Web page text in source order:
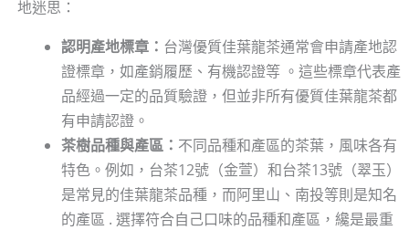
地迷思：
認明產地標章： 台灣優質佳葉龍茶通常會申請產地認
證標章，如產銷履歷、有機認證等 。這些標章代表產
品經過一定的品質驗證，但並非所有優質佳葉龍茶都
有申請認證。
茶樹品種與產區： 不同品種和產區的茶葉，風味各有
特色。例如，台茶12號（金萱）和台茶13號（翠玉）
是常見的佳葉龍茶品種，而阿里山、南投等則是知名
的產區 . 選擇符合自己口味的品種和產區，纔是最重